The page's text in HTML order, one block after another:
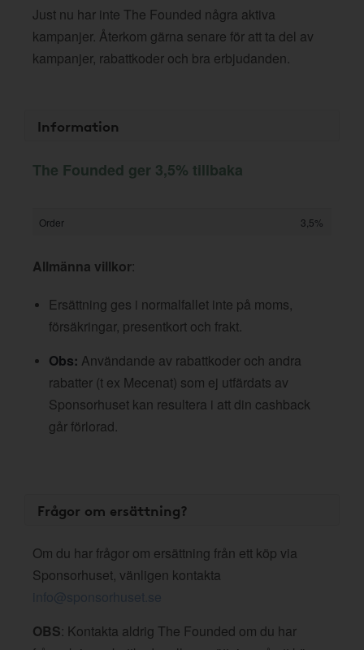
Just nu har inte The Founded några aktiva
kampanjer. Återkom gärna senare för att ta del av
kampanjer, rabattkoder och bra erbjudanden.
Information
The Founded ger 3,5% tillbaka
Order 3,5%
Allmänna villkor:
Ersättning ges i normalfallet inte på moms,
försäkringar, presentkort och frakt.
Obs: Användande av rabattkoder och andra
rabatter (t ex Mecenat) som ej utfärdats av
Sponsorhuset kan resultera i att din cashback
går förlorad.
Frågor om ersättning?
Om du har frågor om ersättning från ett köp via
Sponsorhuset, vänligen kontakta
info@sponsorhuset.se
OBS: Kontakta aldrig The Founded om du har